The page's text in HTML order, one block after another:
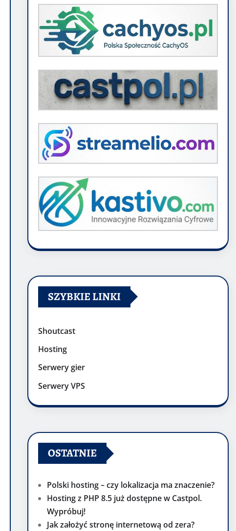
SZYBKIE LINKI
Shoutcast
Hosting
Serwery gier
Serwery VPS
OSTATNIE
Polski hosting – czy lokalizacja ma znaczenie?
Hosting z PHP 8.5 już dostępne w Castpol.
Wypróbuj!
Jak założyć stronę internetową od zera?